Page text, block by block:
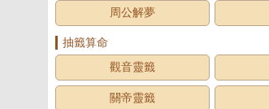
周公解夢
抽籤算命
觀音靈籤
關帝靈籤